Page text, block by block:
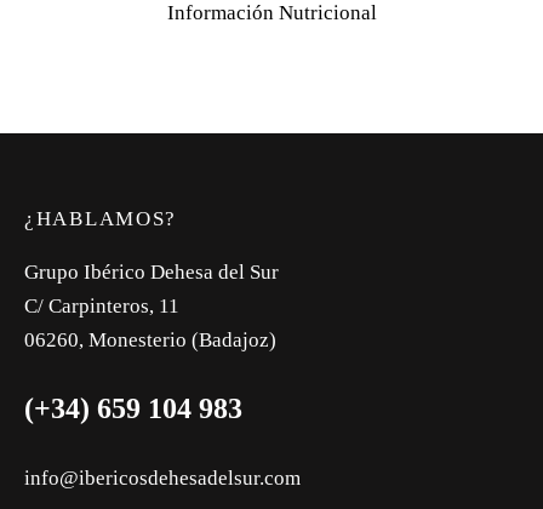
Información Nutricional
¿HABLAMOS?
Grupo Ibérico Dehesa del Sur
C/ Carpinteros, 11
06260, Monesterio (Badajoz)
(+34) 659 104 983
info@ibericosdehesadelsur.com